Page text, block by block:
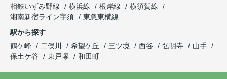
相鉄いずみ野線
横浜線 根岸線
横須賀線
湘南新宿ライン宇須
東急東横線
駅から探す
鶴ケ峰
二俣川 希望ケ丘 三ツ境 西谷 弘明寺
山手
保土ケ谷
東戸塚 和田町